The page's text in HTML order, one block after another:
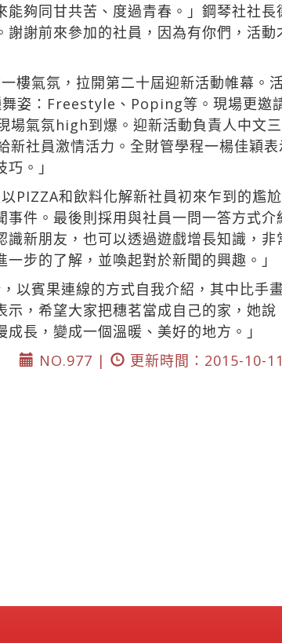
夠同甘共苦、度過青春。」鋼琴社社
謝前來參加的社員，因為有你們，活
樓氣氛，拉開第二十屆迎新活動帷幕。
姿：Freestyle、Poping等。現場更邀
氣氛high到爆。迎新活動負責人中文
社員激情活力。全財管學程一楊佳穎
。」
PIZZA和飲料化解新社員初來乍到的尷
件。最後則採用與社員一問一答方式
新朋友，也可以透過遊戲增長知識，
步的了解，並喚起對於新聞的興趣。」
以賓果連線的方式自我介紹，其中比手
，希望大家把穗茗當成自己的家，她
長，變成一個溫暖、美好的地方。」
NO.977 |
更新時間：2015-10-